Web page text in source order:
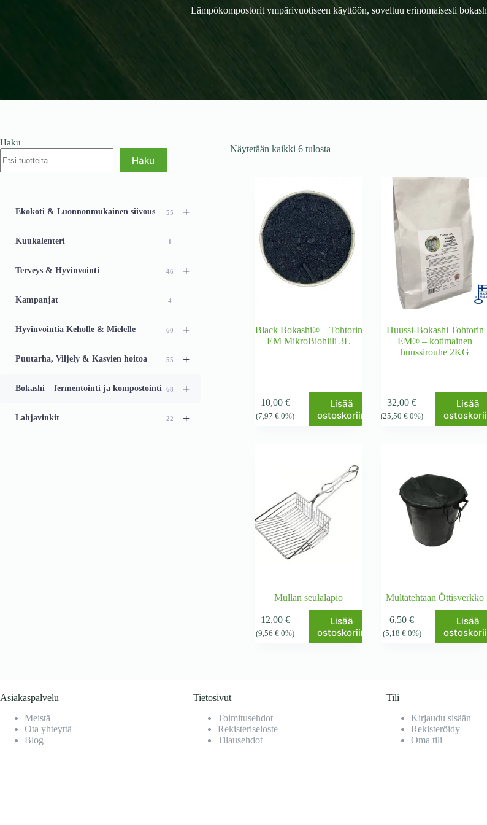
Lämpökompostorit ympärivuotiseen käyttöön, soveltuu erinomaisesti
Näytetään kaikki 6 tulosta
Black Bokashi® – Tohtorin
EM MikroBiohiili 3L
10,00 €
(7,97 € 0%)
Lisää
ostoskoriin
Huussi-Bokashi Tohtorin
EM® – kotimainen
huussirouhe 2KG
32,00€
(25,50 € 0%)
Lisää
Mullan seulalapio
12,00 €
(9,56 € 0%)
Lisää
ostoskoriin
Multatehtaan Öttisverkko
6,50€
(5,18 €0%)
Lisää
Haku
Haku
+
Ekokoti & Luonnonmukainen siivous 55
Kuukalenteri 1
+
Terveys & Hyvinvointi 46
Kampanjat 4
+
Hyvinvointia Keholle & Mielelle 60
+
Puutarha, Viljely & Kasvien hoitoa 55
+
Bokashi – fermentointi ja kompostointi 68
+
Lahjavinkit 22
Asiakaspalvelu
Meistä
Ota yhteyttä
Blog
Tietosivut
Toimitusehdot
Rekisteriseloste
Tilausehdot
Tili
Kirjaudu sisään
Rekisteröidy
Oma tili